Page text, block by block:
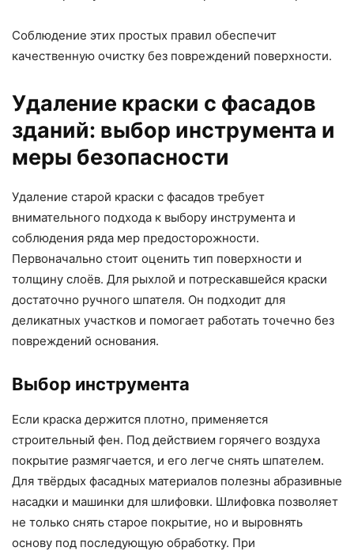
Соблюдение этих простых правил обеспечит
качественную очистку без повреждений поверхности.
Удаление краски с фасадов
зданий: выбор инструмента и
меры безопасности
Удаление старой краски с фасадов требует
внимательного подхода к выбору инструмента и
соблюдения ряда мер предосторожности.
Первоначально стоит оценить тип поверхности и
толщину слоёв. Для рыхлой и потрескавшейся краски
достаточно ручного шпателя. Он подходит для
деликатных участков и помогает работать точечно без
повреждений основания.
Выбор инструмента
Если краска держится плотно, применяется
строительный фен. Под действием горячего воздуха
покрытие размягчается, и его легче снять шпателем.
Для твёрдых фасадных материалов полезны абразивные
насадки и машинки для шлифовки. Шлифовка позволяет
не только снять старое покрытие, но и выровнять
основу под последующую обработку. При